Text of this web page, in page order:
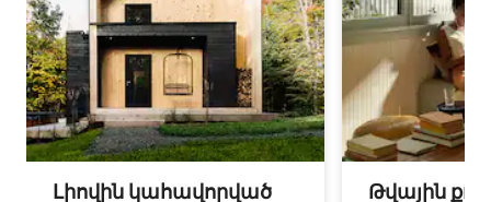
Լիովին կահավորված
Թվային